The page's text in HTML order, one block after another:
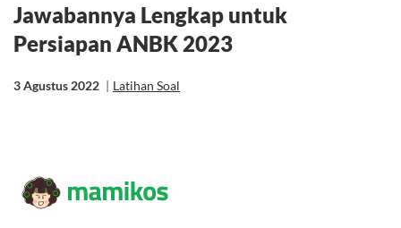
Jawabannya Lengkap untuk
Persiapan ANBK 2023
3 Agustus 2022 | Latihan Soal